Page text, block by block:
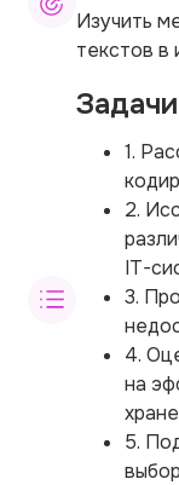
Изучить
текстов в
Задачи
1.
2.
IT-
3.
4.
на
5.